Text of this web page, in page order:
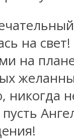
на
на
никогда